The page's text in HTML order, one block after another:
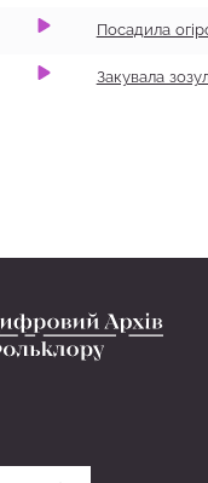
Посадила
Закувала